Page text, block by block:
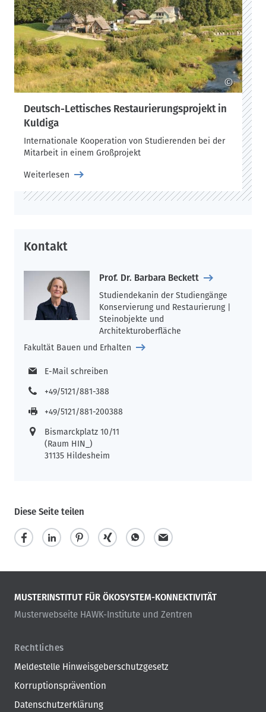
©
Deutsch-Lettisches Restaurierungsprojekt in
Kuldiga
Internationale Kooperation von Studierenden bei der
Mitarbeit in einem Großprojekt
Weiterlesen
Kontakt
Prof. Dr. Barbara Beckett
Studiendekanin der Studiengänge
Konservierung und Restaurierung |
Steinobjekte und
Architekturoberfläche
Fakultät Bauen und Erhalten
E-Mail schreiben
+49/5121/881-388
+49/5121/881-200388
Bismarckplatz 10/11
(Raum HIN_)
31135 Hildesheim
Diese Seite teilen
MUSTERINSTITUT FÜR ÖKOSYSTEM-KONNEKTIVITÄT
Musterwebseite HAWK-Institute und Zentren
Rechtliches
Meldestelle Hinweisgeberschutzgesetz
Korruptionsprävention
Datenschutzerklärung